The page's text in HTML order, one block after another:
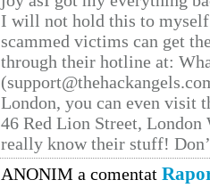
I will not hold this to
scammed victims can get
through their hotline at:
London, you can even visit
46 Red Lion Street, London
really know their stuff!
ANONIM a comentat